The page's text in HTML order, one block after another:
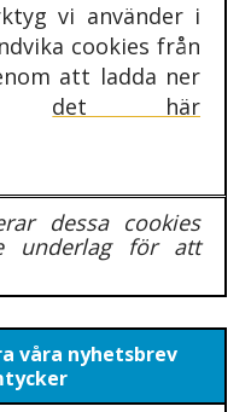
vi använder i
cookies från
att ladda ner
det här
dessa cookies
underlag för att
våra nyhetsbrev